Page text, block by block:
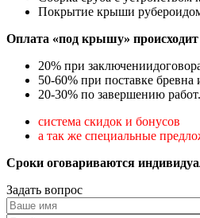
Покрытие крыши
Оплата «под крышу»
20% при
50-60% при поставке бревна
20-30% по завершению работ.
система скидок и бонусов
а так же специальные
Сроки оговариваются
Задать вопрос